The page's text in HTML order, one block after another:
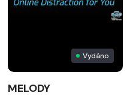
Vydáno
MELODY